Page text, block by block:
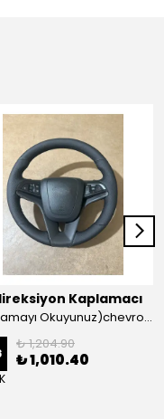
Kaplamacı
Açıklamayı Okuyunuz)chevrolet Aveo Lt-ls Araca Özel Direksiyon Kılıfı (plastik Kapaksız Direksiyon
₺ 1,204.90
₺ 1,010.40